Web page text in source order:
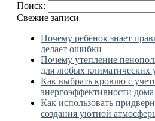
Поиск:
Свежие записи
Почему ребёнок знает
делает ошибки
Почему утепление
для любых климатических
Как выбрать кровлю с
энергоэффективности дома
Как использовать
создания уютной